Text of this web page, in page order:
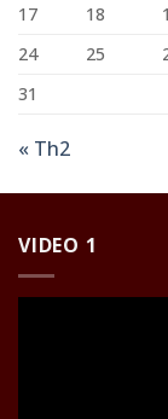
17
18
24
25
31
« Th2
VIDEO 1